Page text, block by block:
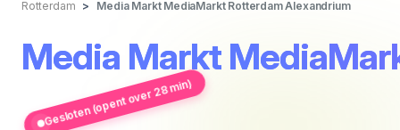
Rotterdam Media Markt MediaMarkt Rotterdam Alexandrium
Media Markt
Gesloten (opent over 28 min)